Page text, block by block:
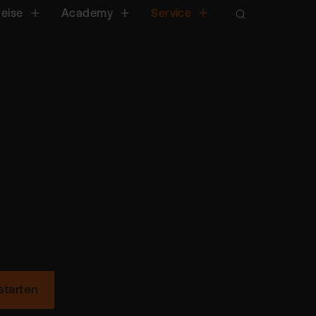
Academy Service